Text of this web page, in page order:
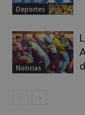
Deportes
Noticias